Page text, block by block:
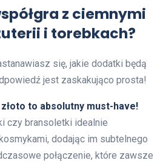
z ciemnymi
i torebkach?
się, jakie dodatki będą
jest zaskakująco prosta!
złoto to absolutny must-have!
czy bransoletki idealnie
dodając im subtelnego
połączenie, które zawsze